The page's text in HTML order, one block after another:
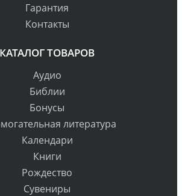
Гарантия
Контакты
КАТАЛОГ ТОВАРОВ
Аудио
Библии
Бонусы
литература
Календари
Книги
Рождество
Сувениры